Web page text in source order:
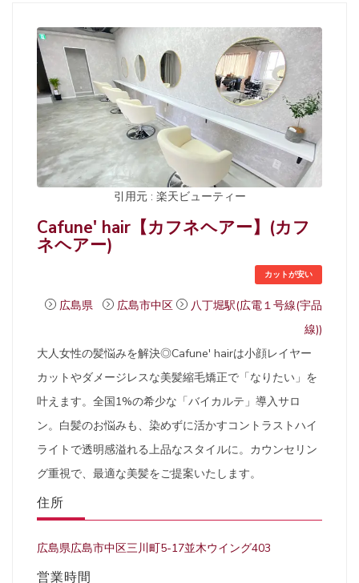
引用元 : 楽天ビューティー
Cafune' hair【カフネヘアー】(カフ
ネヘアー)
カットが安い
広島県 広島市中区
八丁堀駅(広電１号線(宇品
線))
大人女性の髪悩みを解決◎Cafune' hairは小顔レイヤー
カットやダメージレスな美髪縮毛矯正で「なりたい」を
叶えます。全国1%の希少な「バイカルテ」導入サロ
ン。白髪のお悩みも、染めずに活かすコントラストハイ
ライトで透明感溢れる上品なスタイルに。カウンセリン
グ重視で、最適な美髪をご提案いたします。
住所
広島県広島市中区三川町5-17並木ウイング403
営業時間